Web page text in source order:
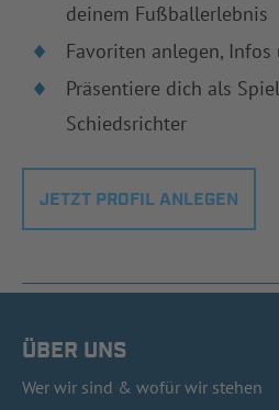
deinem Fußballerlebnis
Favoriten anlegen,
Präsentiere dich als
Schiedsrichter
JETZT PROFIL ANLEGEN
ÜBER UNS
Wer wir sind & wofür wir stehen